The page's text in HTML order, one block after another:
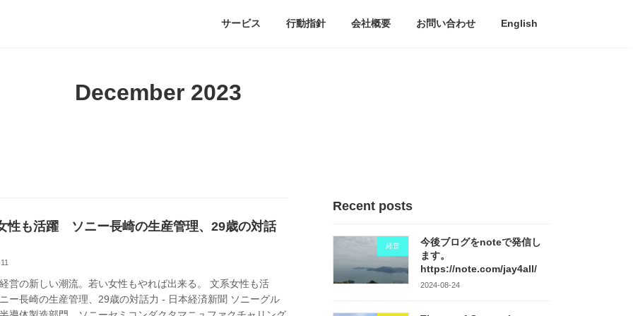
サービス 行動指針 会社概要 お問い合わせ English
December 2023
性も活躍 ソニー長崎の生産管理、29歳の対話
営の新しい潮流。若い女性もやれば出来る。 文系女性も活
ー長崎の生産管理、29歳の対話力 - 日本経済新聞 ソニーグル
Recent posts
経営
今後ブログをnoteで発信し
ます。
https://note.com/jay4all/
2024-08-24